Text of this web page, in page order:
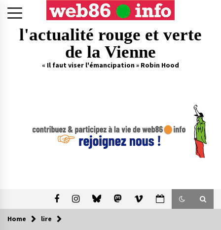
l'actualité rouge et verte
de la Vienne
« Il faut viser l'émancipation » Robin Hood
Home lire